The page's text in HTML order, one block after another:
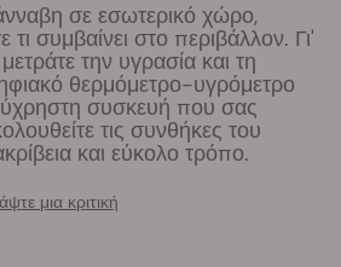
σε εσωτερικό χώρο,
τι συμβαίνει στο περιβάλλον. Γι'
την υγρασία και τη
θερμόμετρο-υγρόμετρο
συσκευή που σας
τις συνθήκες του
και εύκολο τρόπο.
μια κριτική